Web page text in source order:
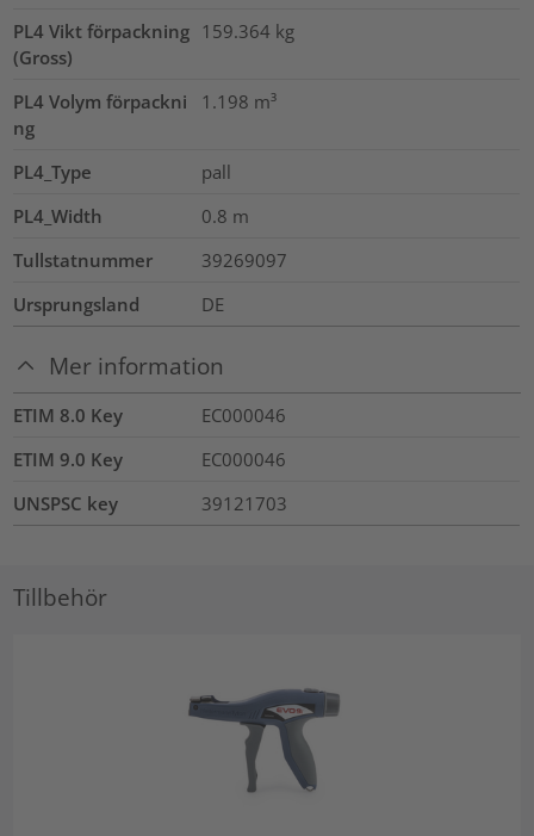
PL4 Vikt förpackning
(Gross)
159.364 kg
PL4 Volym förpackni
ng
1.198 m³
PL4_Type
pall
PL4_Width
0.8 m
Tullstatnummer
39269097
Ursprungsland
DE
Mer information
ETIM 8.0 Key
EC000046
ETIM 9.0 Key
EC000046
UNSPSC key
39121703
Tillbehör